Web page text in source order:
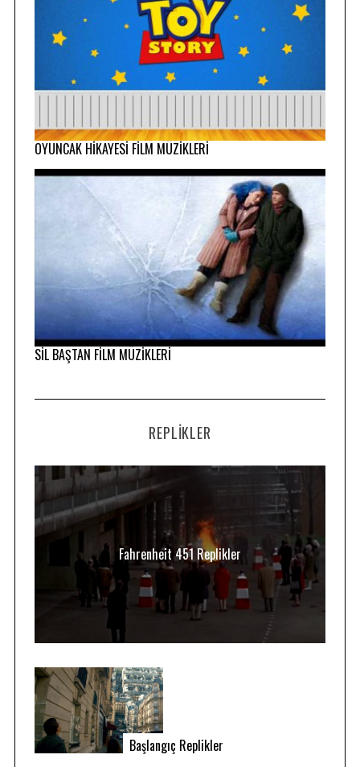
OYUNCAK HİKAYESİ FİLM MÜZİKLERİ
SİL BAŞTAN FİLM MÜZİKLERİ
REPLIKLER
Fahrenheit 451 Replikler
Başlangıç Replikler